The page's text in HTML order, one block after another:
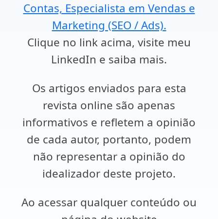
Contas, Especialista em Vendas e
Marketing (SEO / Ads).
Clique no link acima, visite meu
LinkedIn e saiba mais.
Os artigos enviados para esta
revista online são apenas
informativos e refletem a opinião
de cada autor, portanto, podem
não representar a opinião do
idealizador deste projeto.
Ao acessar qualquer conteúdo ou